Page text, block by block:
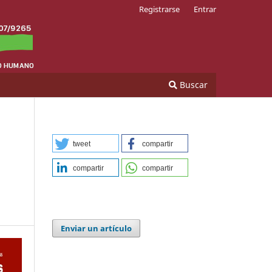
Buscar
Registrarse Entrar
tweet compartir
compartir compartir
Enviar un artículo